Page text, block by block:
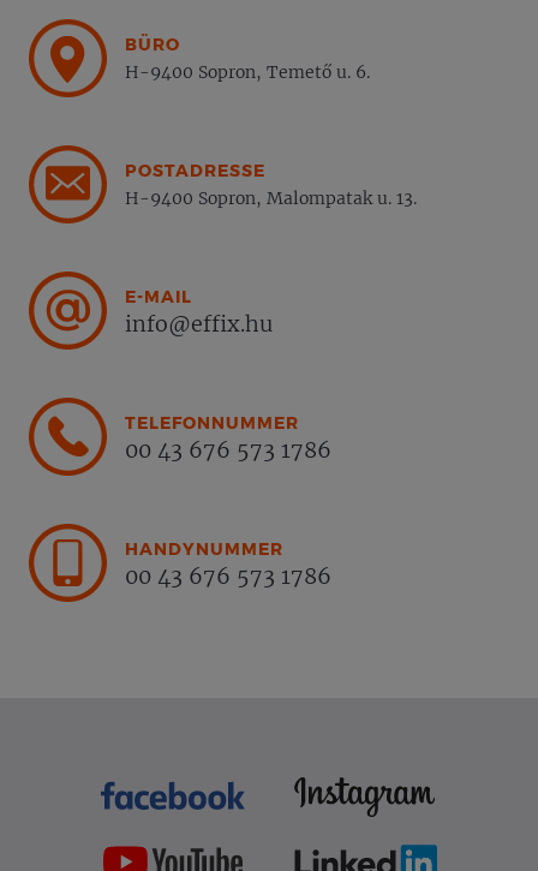
BÜRO
H-9400 Sopron, Temető u. 6.
POSTADRESSE
H-9400 Sopron, Malompatak u. 13.
E-MAIL
info@effix.hu
TELEFONNUMMER
00 43 676 573 1786
HANDYNUMMER
00 43 676 573 1786